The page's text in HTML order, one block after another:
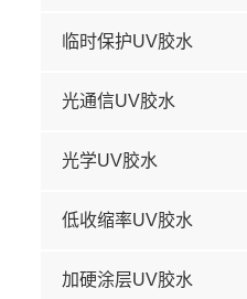
临时保护UV胶水
光通信UV胶水
光学UV胶水
低收缩率UV胶水
加硬涂层UV胶水